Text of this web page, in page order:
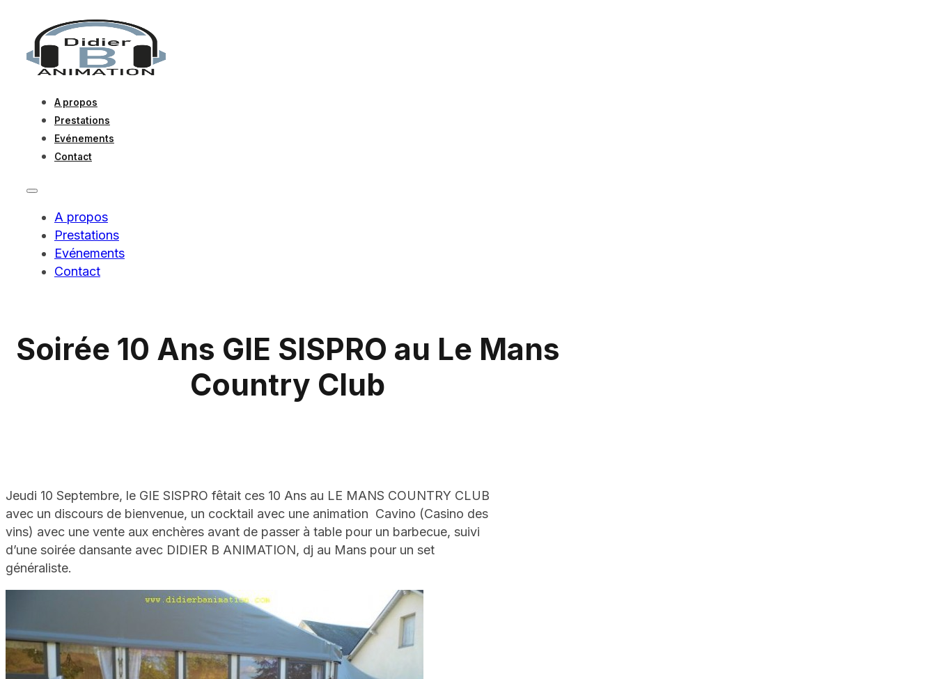
A propos
Prestations
Evénements
Contact
A propos
Prestations
Evénements
Contact
Soirée 10 Ans GIE SISPRO au Le Mans
Country Club
Jeudi 10 Septembre, le GIE SISPRO fêtait ces 10 Ans au LE MANS COUNTRY CLUB
avec un discours de bienvenue, un cocktail avec une animation Cavino (Casino des
vins) avec une vente aux enchères avant de passer à table pour un barbecue, suivi
d’une soirée dansante avec DIDIER B ANIMATION, dj au Mans pour un set
généraliste.